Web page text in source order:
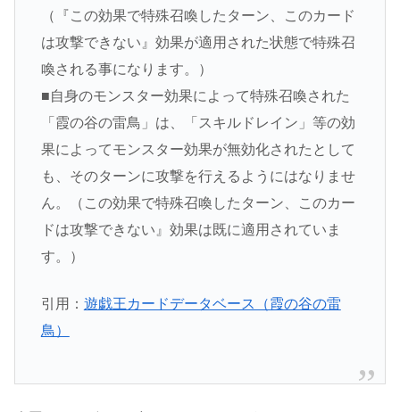
（『この効果で特殊召喚したターン、このカード
は攻撃できない』効果が適用された状態で特殊召
喚される事になります。）
■自身のモンスター効果によって特殊召喚された
「霞の谷の雷鳥」は、「スキルドレイン」等の効
果によってモンスター効果が無効化されたとして
も、そのターンに攻撃を行えるようにはなりませ
ん。（この効果で特殊召喚したターン、このカー
ドは攻撃できない』効果は既に適用されていま
す。）
引用： 遊戯王カードデータベース（霞の谷の雷
鳥）